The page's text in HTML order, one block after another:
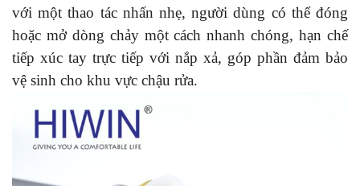
với một thao tác nhấn nhẹ, người dùng có thể đóng
hoặc mở dòng chảy một cách nhanh chóng, hạn chế
tiếp xúc tay trực tiếp với nắp xả, góp phần đảm bảo
vệ sinh cho khu vực chậu rửa.